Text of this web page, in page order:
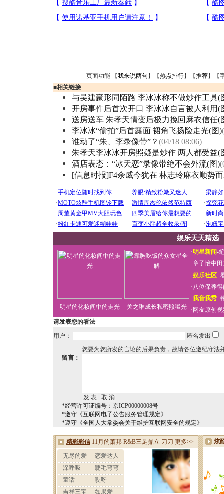
页面功能 【我来说两句 】【热点排行】【推荐】【
■相关链接
与吴建豪形同陌路 李冰冰称不做炒作工具(
开房事件后首次开口 李冰冰自言被人利用(
送房送车 朱孝天情变后极力挽回麻衣信任(
李冰冰“偷拍”后首露面 裙角飞扬险走光(图)
谁动了“朱、李录像带”？ (04/18 08:06)
朱孝天李冰冰开房照疑是炒作 两人都受益(
酒店表态：“冰天恋”录像带绝不会外流(图)
[信息时报]F4余威今犹在 林志玲麻衣顺势
娱乐天天精选
明星的化妆间中的走光 关之琳成长私密照曝光
·明星新闻-
·章子怡中
·娱乐社区-
·八位保养
·我音我秀-
· 网友原创
请发表您的看法
用户：
匿名发出
您要为您所发的言论的后果负责，故请各位遵纪守法
留言：
*经营许可证编号：京ICP00000008号
*遵守《互联网电子公告服务管理规定》
*遵守《全国人大常委会关于维护互联网安全的规定》